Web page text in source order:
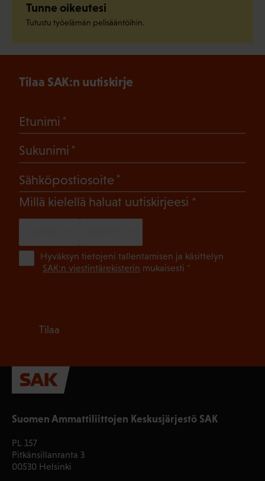
Tunne oikeutesi
Tutustu työelämän pelisääntöihin.
Suomen Ammattiliittojen Keskusjärjestö SAK
PL 157
Pitkänsillanranta 3
00530 Helsinki
Tilaa SAK:n uutiskirje
Etunimi
Sukunimi
Sähköpostiosoite
Millä kielellä haluat uutiskirjeesi (Pakollinen)
Hyväksyn tietojeni tallentamisen ja käsittelyn
SAK:n viestintärekisterin mukaisesti *
Tilaa